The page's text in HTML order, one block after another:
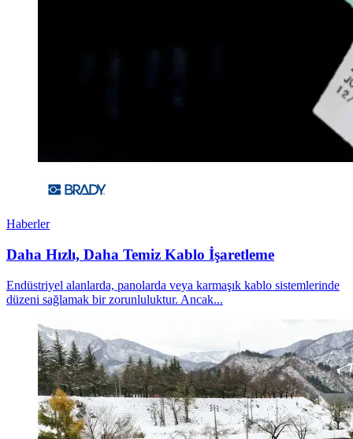
Haberler
Daha Hızlı, Daha Temiz Kablo İşaretleme
Endüstriyel alanlarda, panolarda veya karmaşık kablo sistemlerinde
düzeni sağlamak bir zorunluluktur. Ancak...